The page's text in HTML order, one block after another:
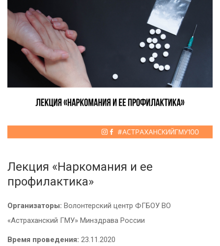
Лекция «Наркомания и ее
профилактика»
Организаторы: Волонтерский центр ФГБОУ ВО
«Астраханский ГМУ» Минздрава России
Время проведения: 23.11.2020